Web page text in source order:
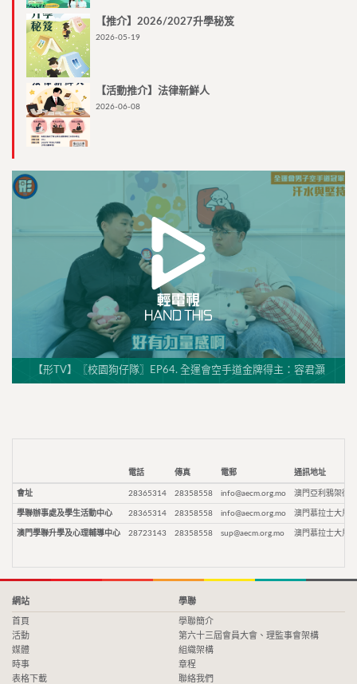
【推介】2026/2027升學秘笈
2026-05-19
【活動推介】法律新鮮人
2026-06-08
【形TV】〖校園狗仔隊〗EP64. 全運會空手道金牌得主：容君灝
電話 傳真 電郵 通訊地址
會址 28365314 28358558 info@aecm.org.mo 澳門亞利鴉架街9
學聯辦事處及學生活動中心 28365314 28358558 info@aecm.org.mo 澳門慕拉士大馬
澳門學聯升學及心理輔導中心 28723143 28358558 sup@aecm.org.mo 澳門慕拉士大馬
網站
首頁
活動
媒體
時事
表格下載
學聯
學聯簡介
第六十三屆會員大會、理監事會架構
組織架構
章程
聯絡我們